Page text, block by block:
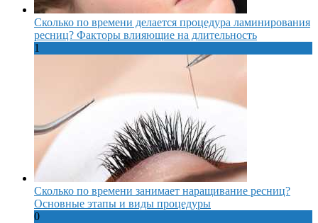
Сколько по времени делается процедура ламинирования
ресниц? Факторы влияющие на длительность
1
Сколько по времени занимает наращивание ресниц?
Основные этапы и виды процедуры
0